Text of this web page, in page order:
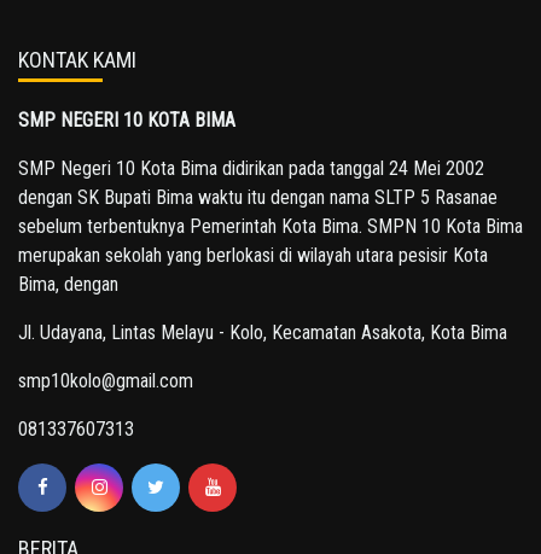
KONTAK KAMI
SMP NEGERI 10 KOTA BIMA
SMP Negeri 10 Kota Bima didirikan pada tanggal 24 Mei 2002
dengan SK Bupati Bima waktu itu dengan nama SLTP 5 Rasanae
sebelum terbentuknya Pemerintah Kota Bima. SMPN 10 Kota Bima
merupakan sekolah yang berlokasi di wilayah utara pesisir Kota
Bima, dengan
Jl. Udayana, Lintas Melayu - Kolo, Kecamatan Asakota, Kota Bima
smp10kolo@gmail.com
081337607313
BERITA